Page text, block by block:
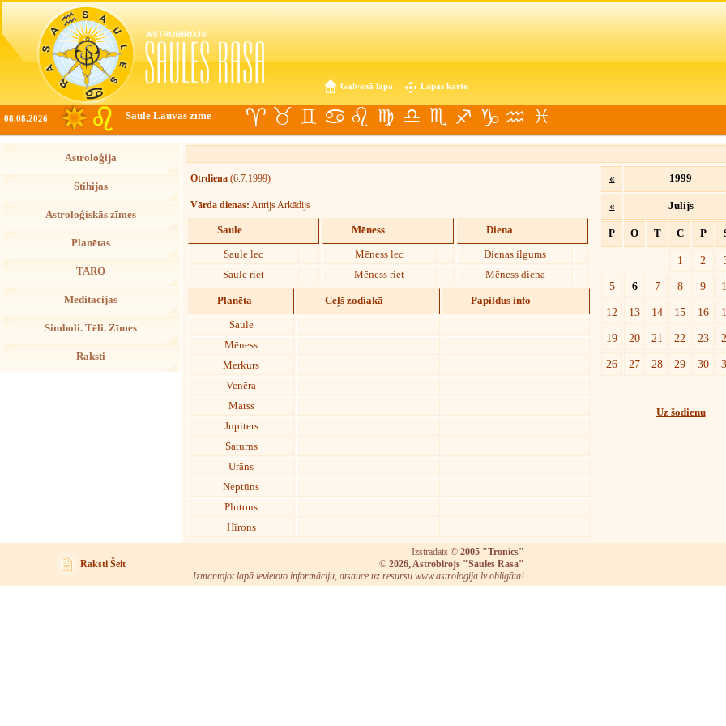
Galvenā lapa Lapas karte
08.08.2026 Saule Lauvas zīmē
Astroloģija
Stihijas
Astroloģiskās zīmes
Planētas
TARO
Meditācijas
Simboli. Tēli. Zīmes
Raksti
Otrdiena (6.7.1999)
Vārda dienas: Anrijs Arkādijs
Saule
Saule lec
Saule riet
Mēness
Mēness lec
Mēness riet
Diena
Dienas ilgums
Mēness diena
Planēta Ceļš zodiakā Papildus info
Saule
Mēness
Merkurs
Venēra
Marss
Jupiters
Saturns
Urāns
Neptūns
Plutons
Hīrons
« 1999
« Jūlijs
P O T C P
1 2
5
6 7 8 9
12
13 14 15 16
19
20 21 22 23
26
27 28 29 30
Uz šodienu
Raksti Šeit
Izstrādāts © 2005 "Tronics"
© 2026, Astrobirojs "Saules Rasa"
Izmantojot lapā ievietoto informāciju, atsauce uz resursu www.astrologija.lv obligāta!